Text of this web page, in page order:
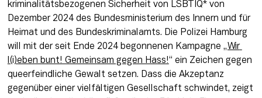
kriminalitätsbezogenen Sicherheit von LSBTIQ* von
Dezember 2024 des Bundesministerium des Innern und für
Heimat und des Bundeskriminalamts. Die Polizei Hamburg
will mit der seit Ende 2024 begonnenen Kampagne „ Wir
l(i)eben bunt! Gemeinsam gegen Hass!“ ein Zeichen gegen
queerfeindliche Gewalt setzen. Dass die Akzeptanz
gegenüber einer vielfältigen Gesellschaft schwindet, zeigt